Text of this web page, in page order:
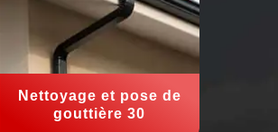
Nettoyage et pose de
gouttière 30